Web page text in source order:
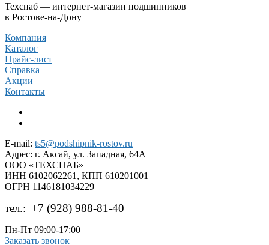
Техснаб — интернет-магазин подшипников
в Ростове-на-Дону
Компания
Каталог
Прайс-лист
Справка
Акции
Контакты
E-mail: ts5@podshipnik-rostov.ru
Адрес: г. Аксай, ул. Западная, 64А
ООО «ТЕХСНАБ»
ИНН 6102062261, КПП 610201001
ОГРН 1146181034229
тел.: +7 (928) 988-81-40
Пн-Пт 09:00-17:00
Заказать звонок